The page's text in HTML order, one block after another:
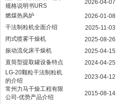
规格说明书URS
2026-04-07
燃煤热风炉
2026-01-08
干法制粒机全面介绍
2025-11-03
闭式喷雾干燥机
2025-08-26
振动流化床干燥机
2025-04-15
直筒型提取罐设备特点
2024-04-25
LG-20颗粒干法制粒机
的介绍
2023-04-12
常州力马干燥工程有限
公司-优势产品介绍
2015-08-14